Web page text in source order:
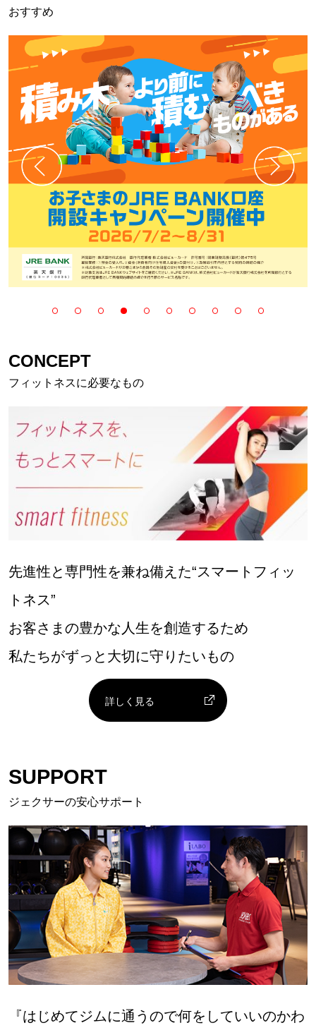
おすすめ
CONCEPT
フィットネスに必要なもの
先進性と専門性を兼ね備えた“スマートフィッ
トネス”
お客さまの豊かな人生を創造するため
私たちがずっと大切に守りたいもの
詳しく見る
SUPPORT
ジェクサーの安心サポート
『はじめてジムに通うので何をしていいのかわ